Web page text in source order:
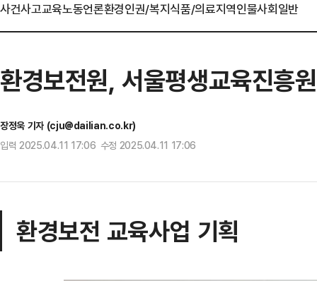
사건사고교육노동언론환경인권/복지식품/의료지역인물사회일반
환경보전원, 서울평생교육진흥
장정욱 기자 (cju@dailian.co.kr)
입력 2025.04.11 17:06 수정 2025.04.11 17:06
환경보전 교육사업 기획